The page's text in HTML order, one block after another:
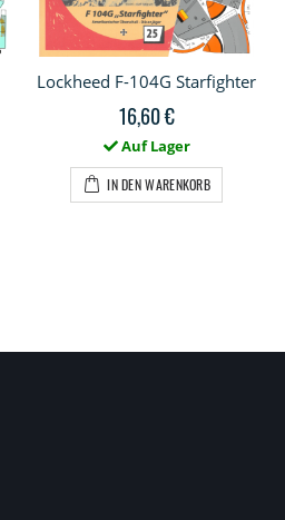
Lockheed F-104G Starfighter
16,60 €
Auf Lager
IN DEN WARENKORB